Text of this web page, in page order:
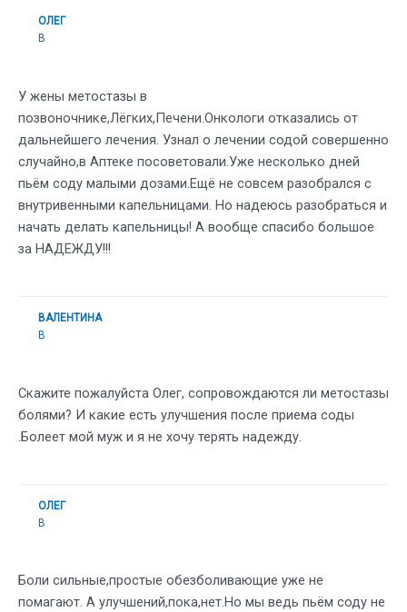
ОЛЕГ
В
У жены метостазы в
позвоночнике,Лёгких,Печени.Онкологи отказались от
дальнейшего лечения. Узнал о лечении содой совершенно
случайно,в Аптеке посоветовали.Уже несколько дней
пьём соду малыми дозами.Ещё не совсем разобрался с
внутривенными капельницами. Но надеюсь разобраться и
начать делать капельницы! А вообще спасибо большое
за НАДЕЖДУ!!!
ВАЛЕНТИНА
В
Скажите пожалуйста Олег, сопровождаются ли метостазы
болями? И какие есть улучшения после приема соды
.Болеет мой муж и я не хочу терять надежду.
ОЛЕГ
В
Боли сильные,простые обезболивающие уже не
помагают. А улучшений,пока,нет.Но мы ведь пьём соду не